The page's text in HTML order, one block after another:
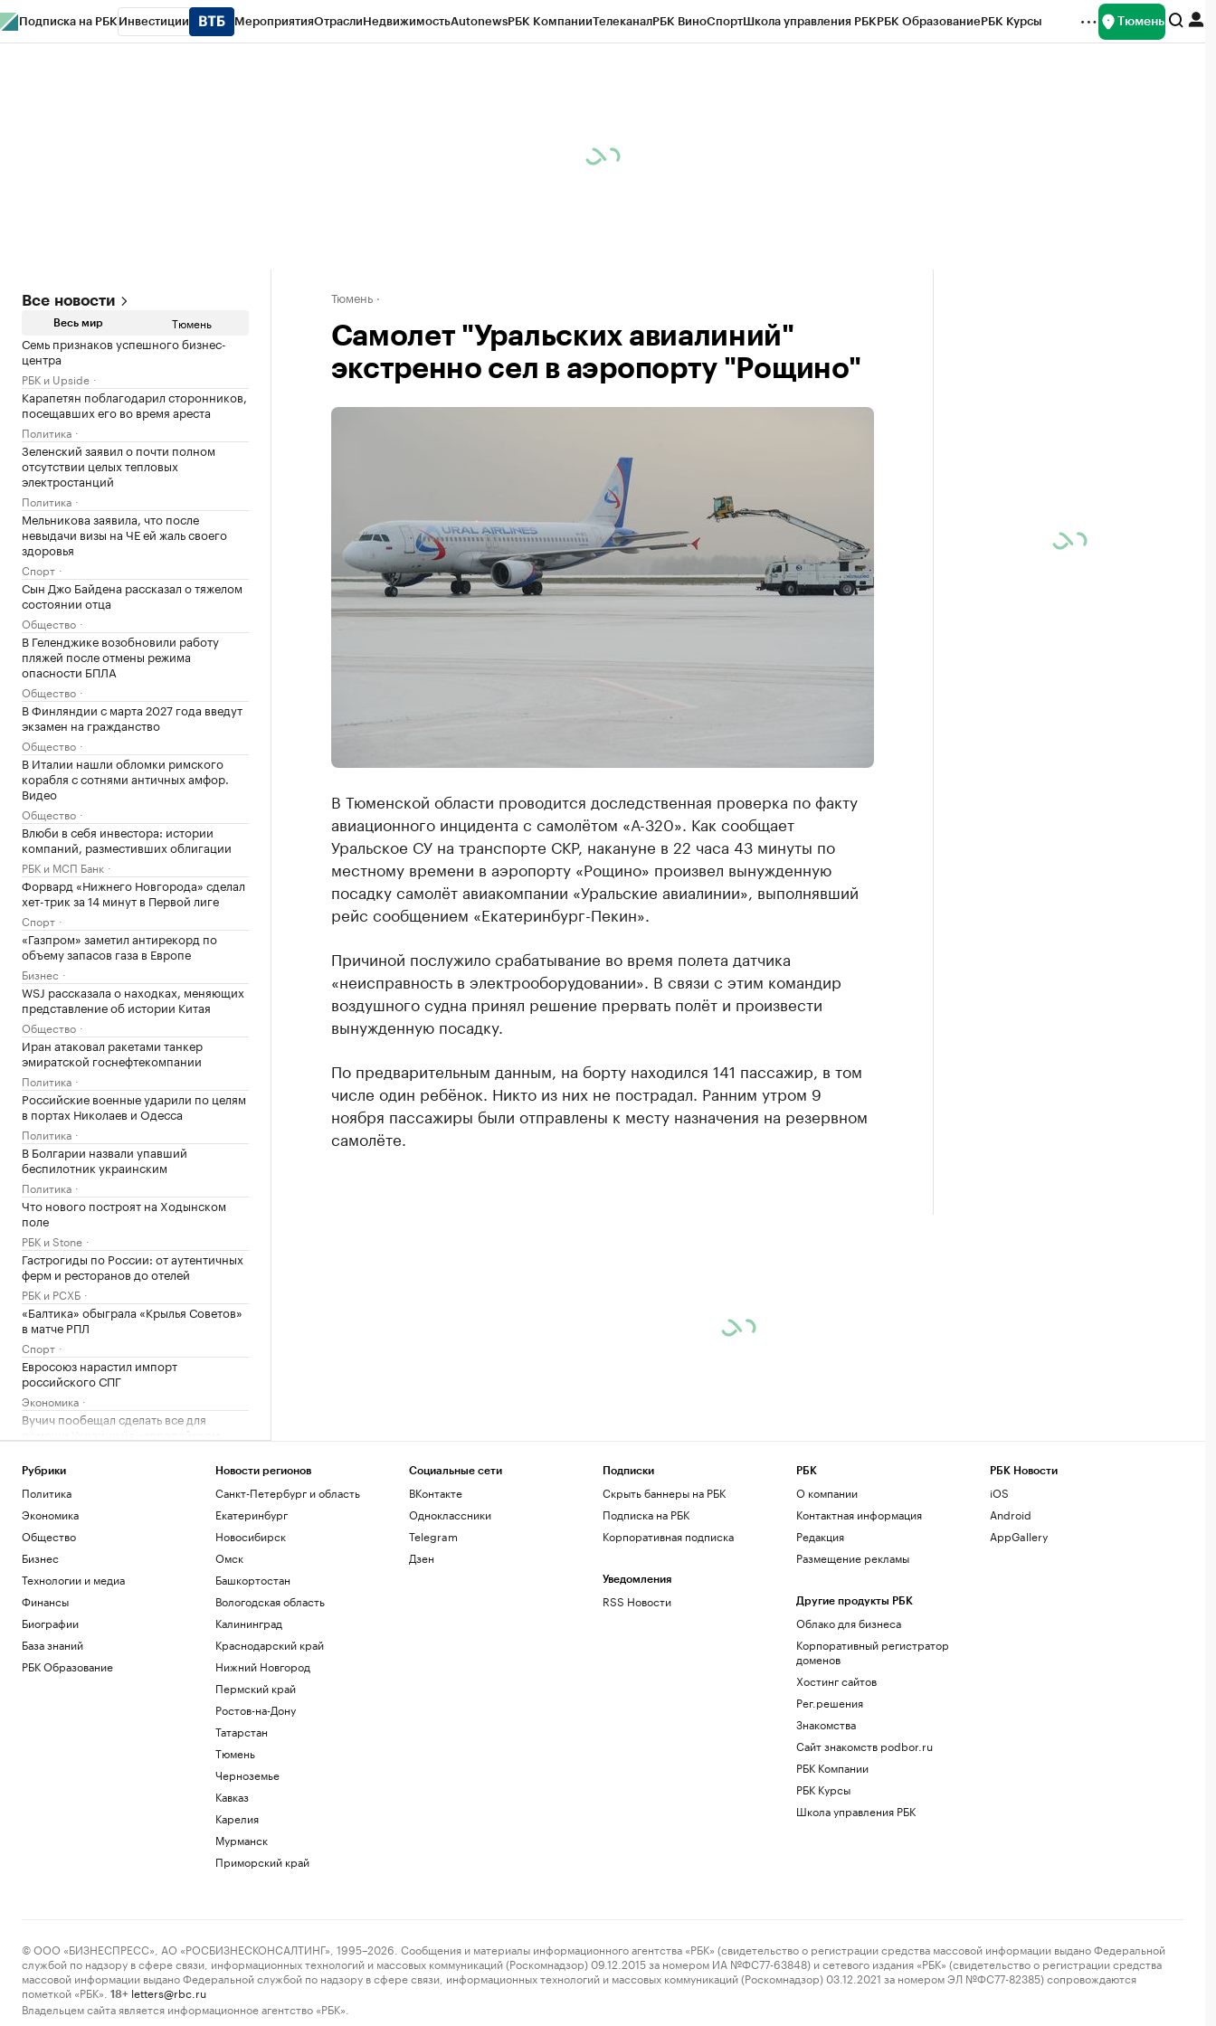
Подписка на РБК Инвестиции МероприятияОтраслиНедвижимостьAutonewsРБК КомпанииТелеканалРБК ВиноСпортШкола управления РБКРБК ОбразованиеРБК Курсы Тюмень
Все новости
Весь мир Тюмень
Семь признаков успешного бизнес-
центра
РБК и Upside
Карапетян поблагодарил сторонников,
посещавших его во время ареста
Политика
Зеленский заявил о почти полном
отсутствии целых тепловых
электростанций
Политика
Мельникова заявила, что после
невыдачи визы на ЧЕ ей жаль своего
здоровья
Спорт
Сын Джо Байдена рассказал о тяжелом
состоянии отца
Общество
В Геленджике возобновили работу
пляжей после отмены режима
опасности БПЛА
Общество
В Финляндии с марта 2027 года введут
экзамен на гражданство
Общество
В Италии нашли обломки римского
корабля с сотнями античных амфор.
Видео
Общество
Влюби в себя инвестора: истории
компаний, разместивших облигации
РБК и МСП Банк
Форвард «Нижнего Новгорода» сделал
хет-трик за 14 минут в Первой лиге
Спорт
«Газпром» заметил антирекорд по
объему запасов газа в Европе
Бизнес
WSJ рассказала о находках, меняющих
представление об истории Китая
Общество
Иран атаковал ракетами танкер
эмиратской госнефтекомпании
Политика
Российские военные ударили по целям
в портах Николаев и Одесса
Политика
В Болгарии назвали упавший
беспилотник украинским
Политика
Что нового построят на Ходынском
поле
РБК и Stone
Гастрогиды по России: от аутентичных
ферм и ресторанов до отелей
РБК и РСХБ
«Балтика» обыграла «Крылья Советов»
в матче РПЛ
Спорт
Евросоюз нарастил импорт
российского СПГ
Экономика
Вучич пообещал сделать все для
Политика
Тюмень
Самолет "Уральских авиалиний"
экстренно сел в аэропорту "Рощино"
В Тюменской области проводится доследственная проверка по факту
авиационного инцидента с самолётом «А-320». Как сообщает
Уральское СУ на транспорте СКР, накануне в 22 часа 43 минуты по
местному времени в аэропорту «Рощино» произвел вынужденную
посадку самолёт авиакомпании «Уральские авиалинии», выполнявший
рейс сообщением «Екатеринбург-Пекин».
Причиной послужило срабатывание во время полета датчика
«неисправность в электрооборудовании». В связи с этим командир
воздушного судна принял решение прервать полёт и произвести
вынужденную посадку.
По предварительным данным, на борту находился 141 пассажир, в том
числе один ребёнок. Никто из них не пострадал. Ранним утром 9
ноября пассажиры были отправлены к месту назначения на резервном
самолёте.
Рубрики
Политика
Экономика
Общество
Бизнес
Технологии и медиа
Финансы
Биографии
База знаний
РБК Образование
Новости регионов
Санкт-Петербург и область
Екатеринбург
Новосибирск
Омск
Башкортостан
Вологодская область
Калининград
Краснодарский край
Нижний Новгород
Пермский край
Ростов-на-Дону
Татарстан
Тюмень
Черноземье
Кавказ
Карелия
Мурманск
Приморский край
Социальные сети
ВКонтакте
Одноклассники
Telegram
Дзен
Подписки
Скрыть баннеры на РБК
Подписка на РБК
Корпоративная подписка
Уведомления
RSS Новости
РБК
О компании
Контактная информация
Редакция
Размещение рекламы
Другие продукты РБК
Облако для бизнеса
Корпоративный регистратор
доменов
Хостинг сайтов
Рег.решения
Знакомства
Сайт знакомств podbor.ru
РБК Компании
РБК Курсы
Школа управления РБК
РБК Новости
iOS
Android
AppGallery
© ООО «БИЗНЕСПРЕСС», АО «РОСБИЗНЕСКОНСАЛТИНГ», 1995–2026. Сообщения и материалы информационного агентства «РБК» (свидетельство о регистрации средства массовой информации выдано Федеральной
службой по надзору в сфере связи, информационных технологий и массовых коммуникаций (Роскомнадзор) 09.12.2015 за номером ИА №ФС77-63848) и сетевого издания «РБК» (свидетельство о регистрации средства
массовой информации выдано Федеральной службой по надзору в сфере связи, информационных технологий и массовых коммуникаций (Роскомнадзор) 03.12.2021 за номером ЭЛ №ФС77-82385) сопровождаются
пометкой «РБК».
18+ letters@rbc.ru
Владельцем сайта является информационное агентство «РБК».